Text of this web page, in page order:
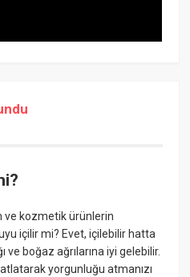
ve kozmetik ürünlerin
içilir mi? Evet, içilebilir hatta
ve boğaz ağrılarına iyi gelebilir.
yorgunluğu atmanızı